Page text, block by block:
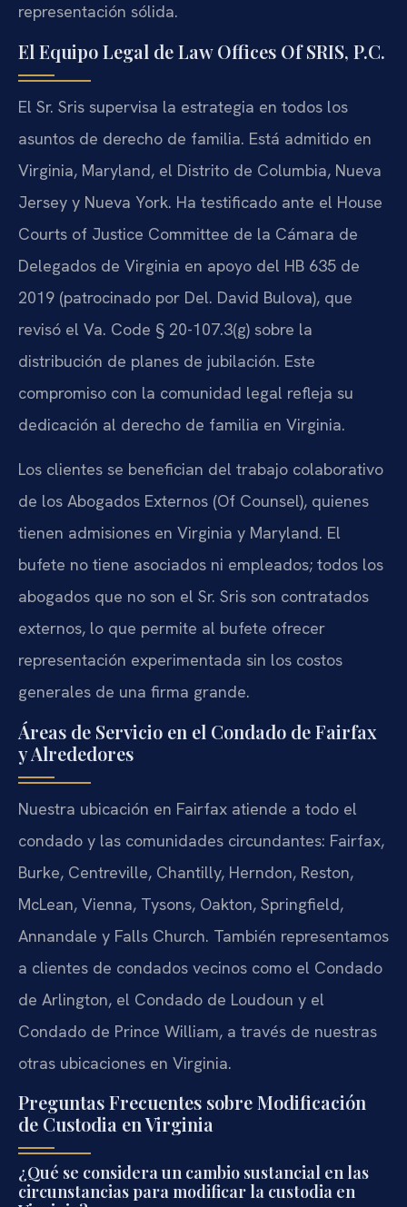
representación sólida.
El Equipo Legal de Law Offices Of SRIS, P.C.
El Sr. Sris supervisa la estrategia en todos los
asuntos de derecho de familia. Está admitido en
Virginia, Maryland, el Distrito de Columbia, Nueva
Jersey y Nueva York. Ha testificado ante el House
Courts of Justice Committee de la Cámara de
Delegados de Virginia en apoyo del HB 635 de
2019 (patrocinado por Del. David Bulova), que
revisó el Va. Code § 20-107.3(g) sobre la
distribución de planes de jubilación. Este
compromiso con la comunidad legal refleja su
dedicación al derecho de familia en Virginia.
Los clientes se benefician del trabajo colaborativo
de los Abogados Externos (Of Counsel), quienes
tienen admisiones en Virginia y Maryland. El
bufete no tiene asociados ni empleados; todos los
abogados que no son el Sr. Sris son contratados
externos, lo que permite al bufete ofrecer
representación experimentada sin los costos
generales de una firma grande.
Áreas de Servicio en el Condado de Fairfax
y Alrededores
Nuestra ubicación en Fairfax atiende a todo el
condado y las comunidades circundantes: Fairfax,
Burke, Centreville, Chantilly, Herndon, Reston,
McLean, Vienna, Tysons, Oakton, Springfield,
Annandale y Falls Church. También representamos
a clientes de condados vecinos como el Condado
de Arlington, el Condado de Loudoun y el
Condado de Prince William, a través de nuestras
otras ubicaciones en Virginia.
Preguntas Frecuentes sobre Modificación
de Custodia en Virginia
¿Qué se considera un cambio sustancial en las
circunstancias para modificar la custodia en